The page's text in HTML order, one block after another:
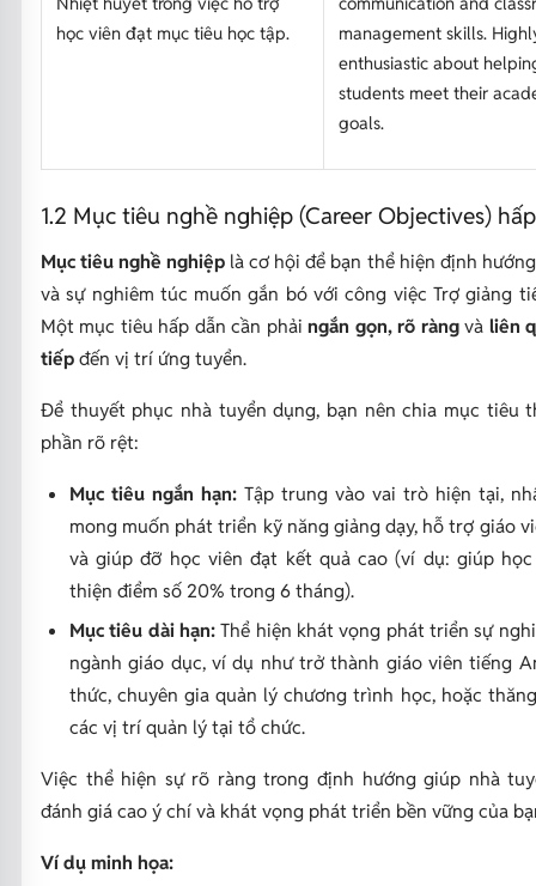
học viên đạt mục tiêu học tập.
management skills.
enthusiastic about
students meet their
goals.
1.2 Mục tiêu nghề nghiệp (Career Objectives)
Mục tiêu nghề nghiệp là cơ hội để bạn thể hiện định
và sự nghiêm túc muốn gắn bó với công việc Trợ giảng
Một mục tiêu hấp dẫn cần phảingắn gọn, rõ ràngvà liên
tiếpđến vị trí ứng tuyển.
Để thuyết phục nhà tuyển dụng, bạn nên chia mục tiêu
phần rõ rệt:
Mục tiêu ngắn hạn:Tập trung vào vai trò hiện tại,
mong muốn phát triển kỹ năng giảng dạy, hỗ trợ giáo
và giúp đỡ học viên đạt kết quả cao (ví dụ: giúp
thiện điểm số 20% trong 6 tháng).
Mục tiêu dài hạn:Thể hiện khát vọng phát triển sự
ngành giáo dục, ví dụ như trở thành giáo viên tiếng
thức, chuyên gia quản lý chương trình học, hoặc
các vị trí quản lý tại tổ chức.
Việc thể hiện sự rõ ràng trong định hướng giúp nhà
đánh giá cao ý chí và khát vọng phát triển bền vững của
Ví dụ minh họa: